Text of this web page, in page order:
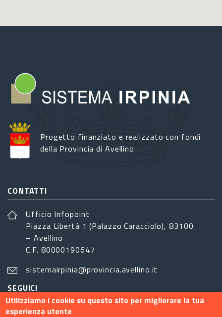
Progetto finanziato e realizzato con fondi
della Provincia di Avellino
CONTATTI
Ufficio Infopoint
Piazza Libertá 1 (Palazzo Caracciolo), 83100
– Avellino
C.F. 80000190647
sistemairpinia@provincia.avellino.it
SEGUICI
Utilizziamo i cookie su questo sito per migliorare la tua
esperienza utente